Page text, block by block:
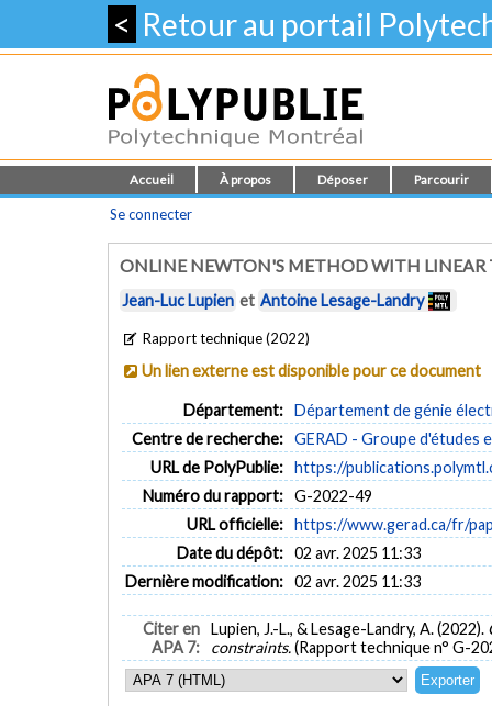
< Retour au portail
Accueil À propos Déposer Parcourir
Se connecter
ONLINE NEWTON'S METHOD WITH
Jean-Luc Lupien et Antoine Lesage-Landry
Rapport technique (2022)
Un lien externe est disponible pour ce document
Département: Département de génie
Centre de recherche: GERAD - Groupe d'études
URL de PolyPublie: https://
Numéro du rapport: G-2022-49
URL officielle: https://www.gerad.ca/fr/
Date du dépôt: 02 avr. 2025 11:33
Dernière modification: 02 avr. 2025 11:33
Citer en
APA 7:
Lupien, J.-L., & Lesage-Landry, A. (2022).
constraints.(Rapport technique n° G-